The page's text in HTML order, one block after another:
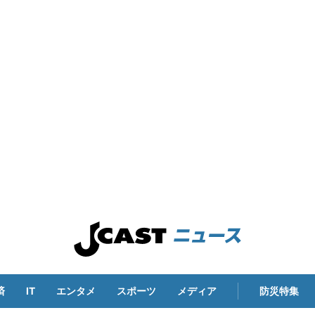
IT エンタメ スポーツ メディア 防災特集